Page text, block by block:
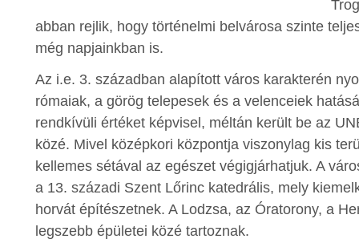
abban rejlik, hogy történelmi belvárosa szinte
még napjainkban is.
Az i.e. 3. században alapított város karakterén
rómaiak, a görög telepesek és a velenceiek
rendkívüli értéket képvisel, méltán került be az
közé. Mivel középkori központja viszonylag kis
kellemes sétával az egészet végigjárhatjuk. A
a 13. századi Szent Lőrinc katedrális, mely
horvát építészetnek. A Lodzsa, az Óratorony, a
legszebb épületei közé tartoznak.